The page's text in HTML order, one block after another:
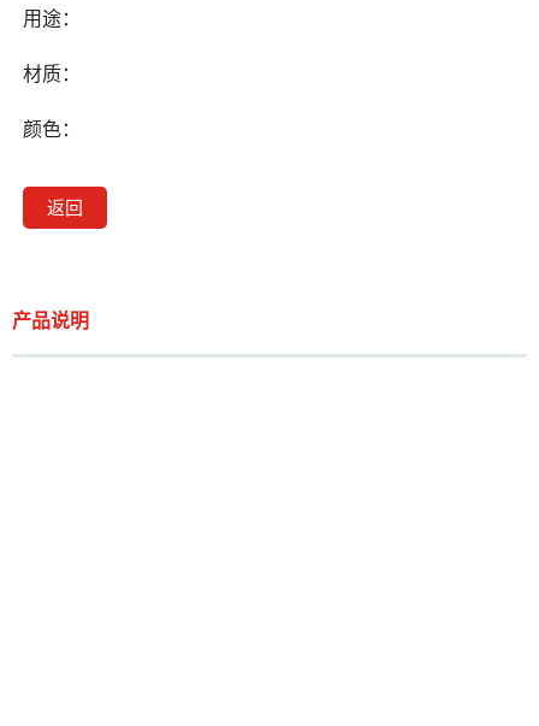
用途：
材质：
颜色：
返回
产品说明